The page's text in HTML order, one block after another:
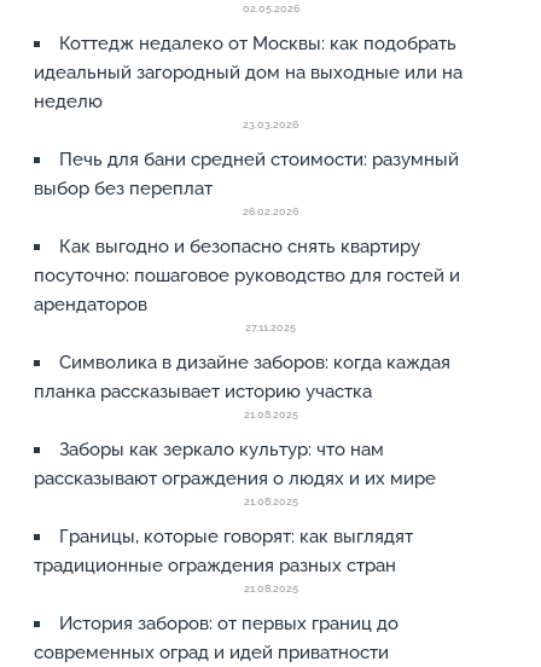
02.05.2026
Коттедж недалеко от Москвы: как подобрать
идеальный загородный дом на выходные или на
неделю
23.03.2026
Печь для бани средней стоимости: разумный
выбор без переплат
26.02.2026
Как выгодно и безопасно снять квартиру
посуточно: пошаговое руководство для гостей и
арендаторов
27.11.2025
Символика в дизайне заборов: когда каждая
планка рассказывает историю участка
21.08.2025
Заборы как зеркало культур: что нам
рассказывают ограждения о людях и их мире
21.08.2025
Границы, которые говорят: как выглядят
традиционные ограждения разных стран
21.08.2025
История заборов: от первых границ до
современных оград и идей приватности